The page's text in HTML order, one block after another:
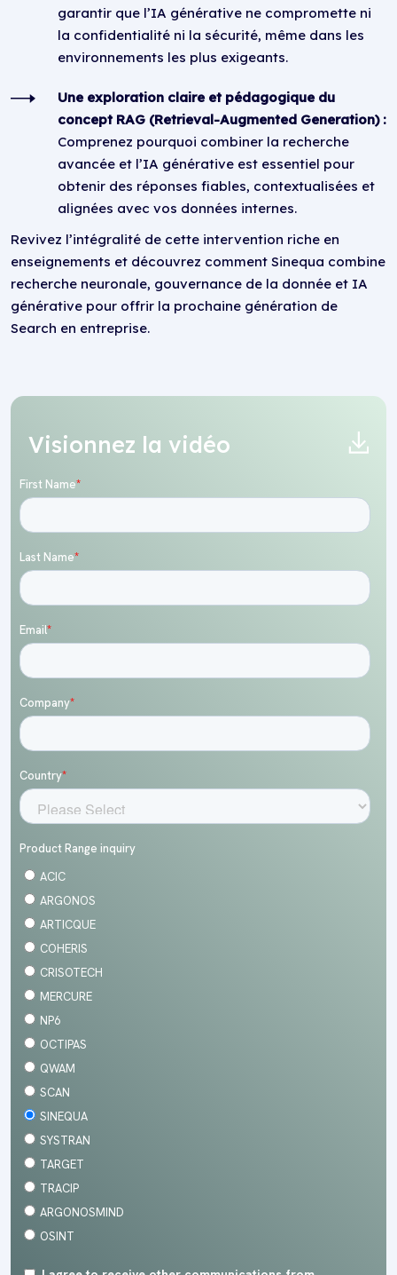
garantir que l’IA générative ne compromette ni
la confidentialité ni la sécurité, même dans les
environnements les plus exigeants.
Une exploration claire et pédagogique du
concept RAG (Retrieval-Augmented Generation) :
Comprenez pourquoi combiner la recherche
avancée et l’IA générative est essentiel pour
obtenir des réponses fiables, contextualisées et
alignées avec vos données internes.
Revivez l’intégralité de cette intervention riche en
enseignements et découvrez comment Sinequa combine
recherche neuronale, gouvernance de la donnée et IA
générative pour offrir la prochaine génération de
Search en entreprise.
Visionnez la vidéo